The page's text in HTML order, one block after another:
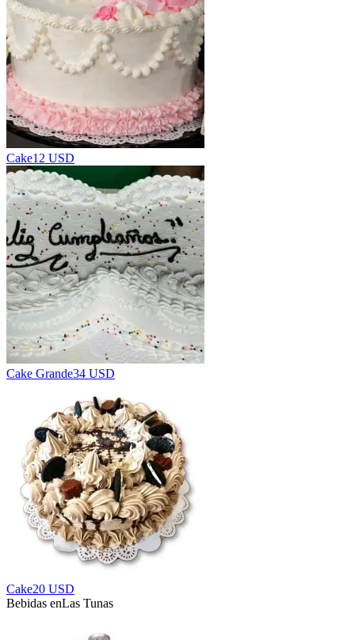
Cake12 USD
Cake Grande34 USD
Cake20 USD
Bebidas enLas Tunas